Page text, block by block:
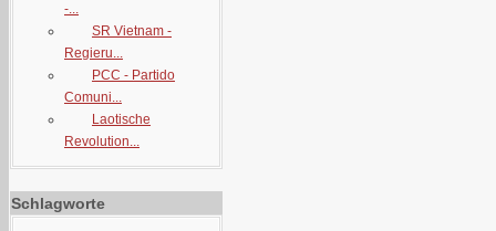
-...
SR Vietnam -
Regieru...
PCC - Partido
Comuni...
Laotische
Revolution...
Schlagworte